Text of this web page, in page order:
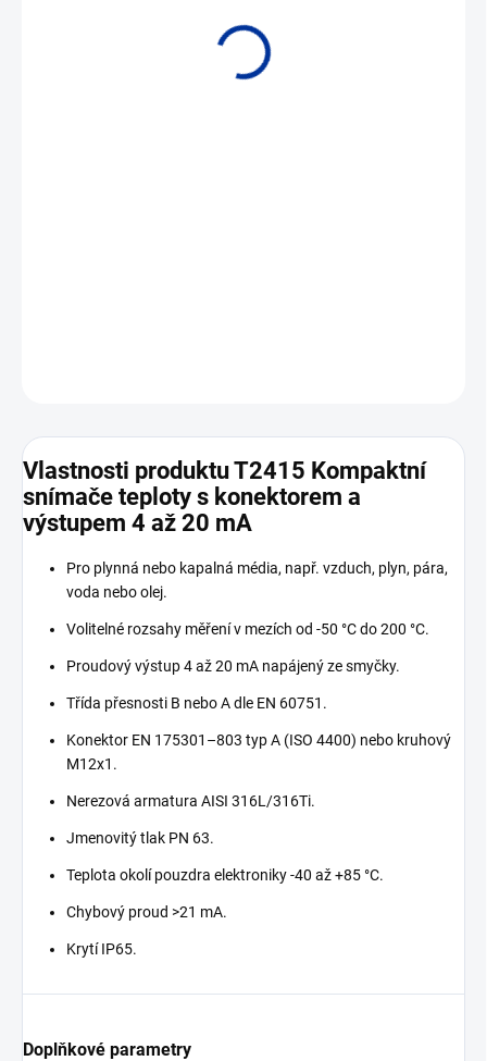
Vlastnosti produktu T2415 Kompaktní
snímače teploty s konektorem a
výstupem 4 až 20 mA
Pro plynná nebo kapalná média, např. vzduch, plyn, pára,
voda nebo olej.
Volitelné rozsahy měření v mezích od -50 °C do 200 °C.
Proudový výstup 4 až 20 mA napájený ze smyčky.
Třída přesnosti B nebo A dle EN 60751.
Konektor EN 175301–803 typ A (ISO 4400) nebo kruhový
M12x1.
Nerezová armatura AISI 316L/316Ti.
Jmenovitý tlak PN 63.
Teplota okolí pouzdra elektroniky -40 až +85 °C.
Chybový proud >21 mA.
Krytí IP65.
Doplňkové parametry